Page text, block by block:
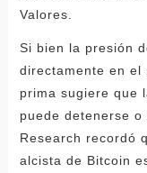
Valores.
Si bien la presión
directamente en el
prima sugiere que
puede detenerse
Research recordó
alcista de Bitcoin